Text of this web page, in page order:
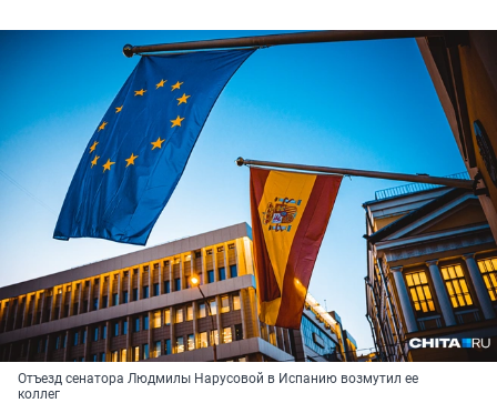
Отъезд сенатора Людмилы Нарусовой в Испанию возмутил ее
коллег